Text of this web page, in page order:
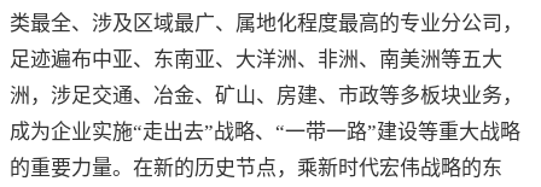
类最全、涉及区域最广、属地化程度最高的专业分公司，
足迹遍布中亚、东南亚、大洋洲、非洲、南美洲等五大
洲，涉足交通、冶金、矿山、房建、市政等多板块业务，
成为企业实施“走出去”战略、“一带一路”建设等重大战略
的重要力量。在新的历史节点，乘新时代宏伟战略的东